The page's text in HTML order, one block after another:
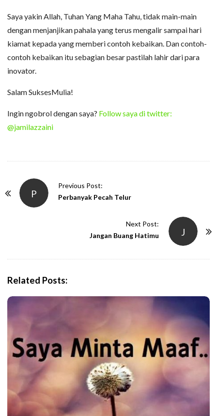
Saya yakin Allah, Tuhan Yang Maha Tahu, tidak main-main
dengan menjanjikan pahala yang terus mengalir sampai hari
kiamat kepada yang memberi contoh kebaikan. Dan contoh-
contoh kebaikan itu sebagian besar pastilah lahir dari para
inovator.
Salam SuksesMulia!
Ingin ngobrol dengan saya? Follow saya di twitter:
@jamilazzaini
P
Previous Post:
Perbanyak Pecah Telur
J
Next Post:
Jangan Buang Hatimu
Related Posts: